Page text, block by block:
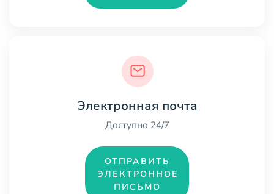
Электронная почта
Доступно 24/7
ОТПРАВИТЬ
ЭЛЕКТРОННОЕ
ПИСЬМО